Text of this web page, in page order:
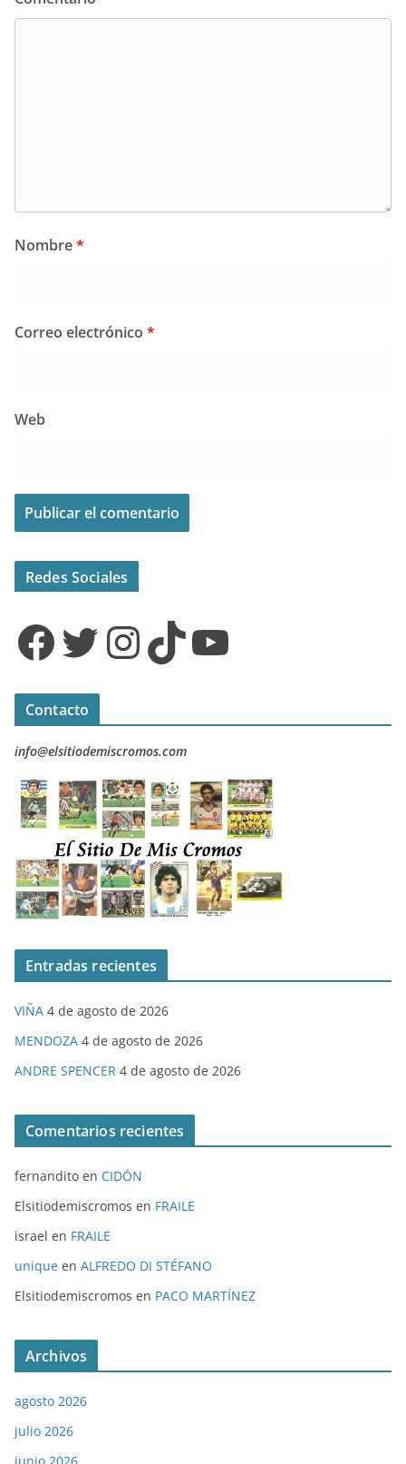
Nombre*
Correo electrónico *
Web
Redes Sociales
Facebook Twitter InstagramTikTok YouTube
Contacto
info@elsitiodemiscromos.com
Entradas recientes
VIÑA 4 de agosto de 2026
MENDOZA 4 de agosto de 2026
ANDRE SPENCER 4 de agosto de 2026
Comentarios recientes
fernandito en CIDÓN
Elsitiodemiscromos en FRAILE
israel en FRAILE
unique en ALFREDO DI STÉFANO
Elsitiodemiscromos en PACO MARTÍNEZ
Archivos
agosto 2026
julio 2026